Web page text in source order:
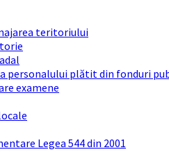
teritoriului
personalului plătit din fonduri
examene
Legea 544 din 2001